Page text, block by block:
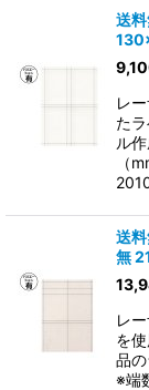
送
レ
た
ル
（
送
無
レ
を
品
※端